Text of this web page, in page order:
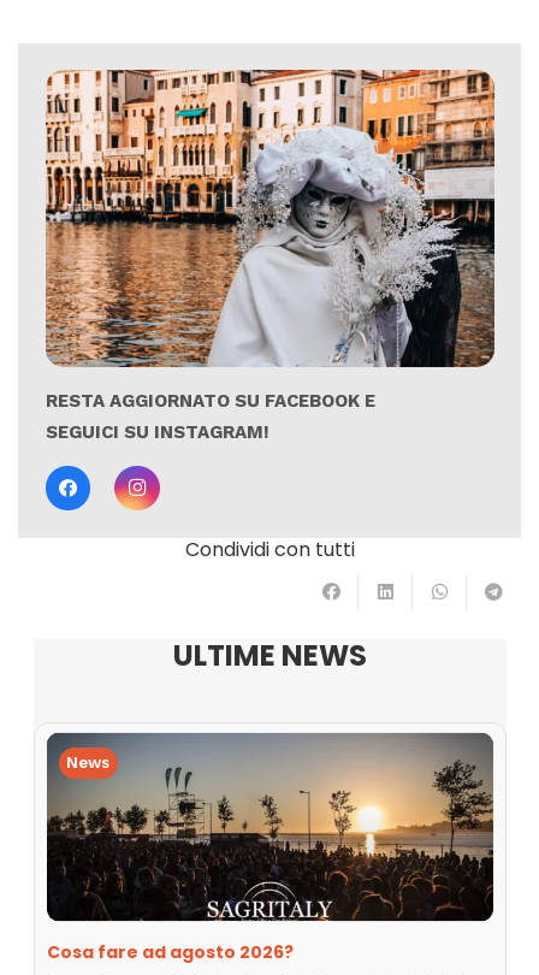
RESTA AGGIORNATO SU FACEBOOK E
SEGUICI SU INSTAGRAM!
Condividi con tutti
ULTIME NEWS
News
Cosa fare ad agosto 2026?